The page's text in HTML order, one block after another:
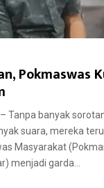
Pokmaswas
Tanpa banyak
suara, mereka
Masyarakat
menjadi garda...